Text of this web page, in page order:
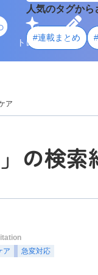
人気のタグから
#連載まとめ
トレンド 学ぶ
ア
」の検
ア 急変対応